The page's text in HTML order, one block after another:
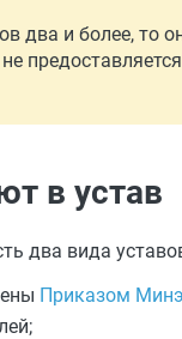
два и более, то
в устав
два вида
Приказом